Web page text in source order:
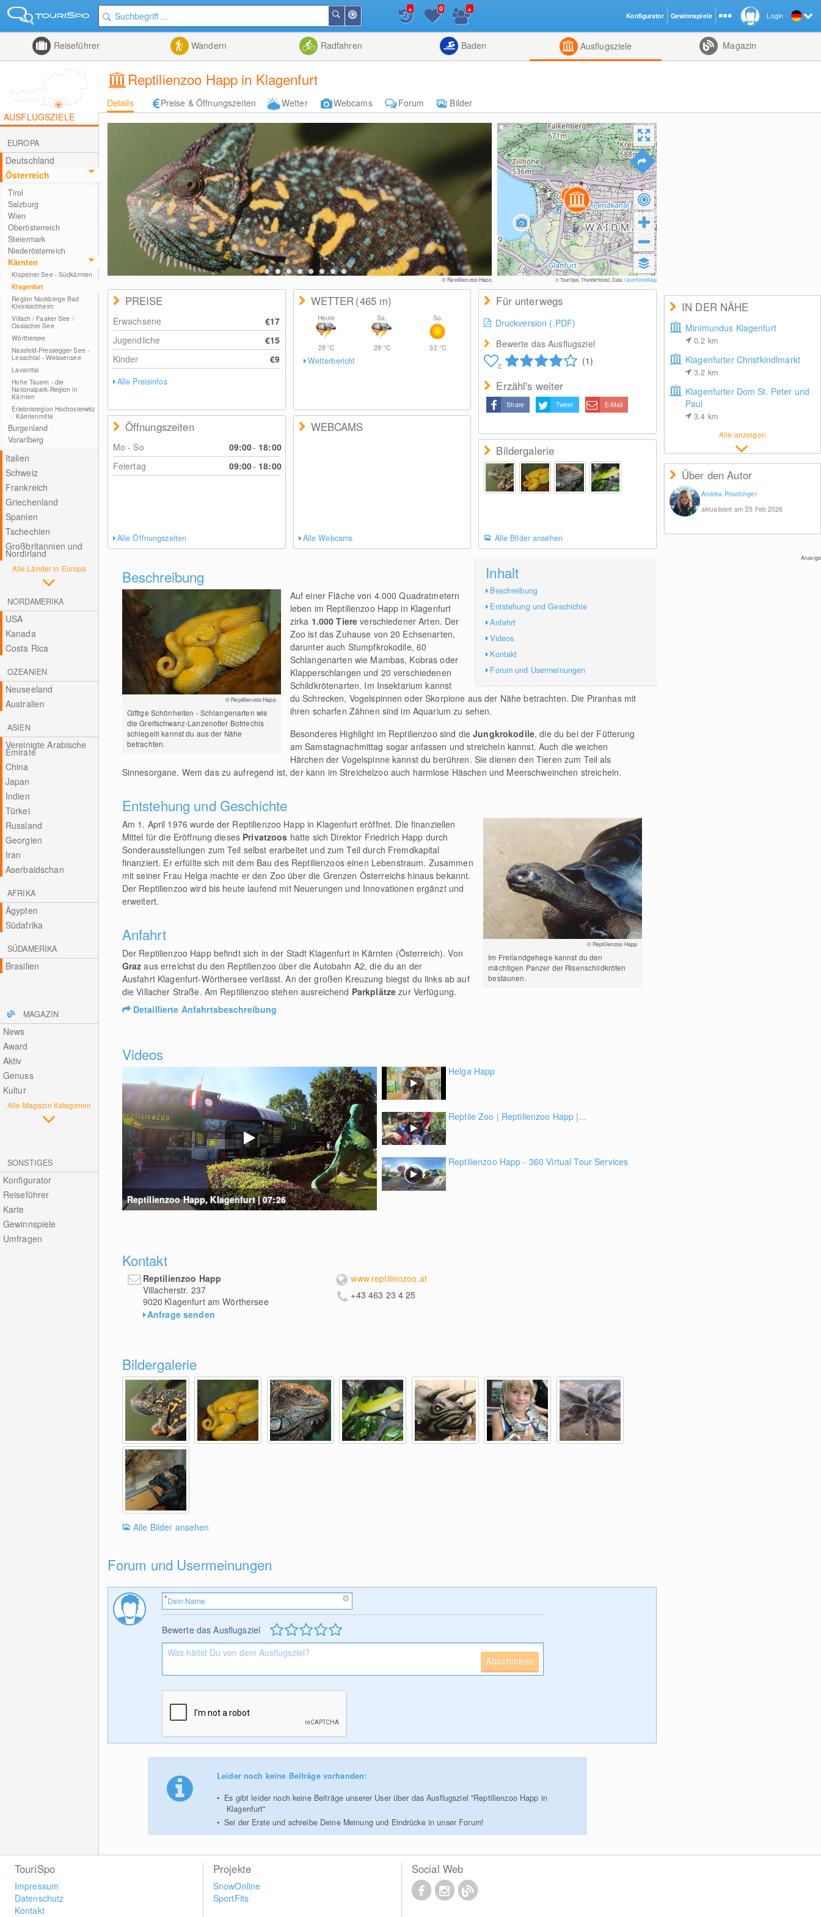
der
Nähe
Suchen
Listenansicht
+ 0 +
Reiseführer Wandern Radfahren Baden Ausflugsziele Magazin
Reptilienzoo Happ in Klagenfurt
Details Preise & Öffnungszeiten Wetter Webcams Forum
Bilder
AUSFLUGSZIELE
EUROPA
Deutschland
Österreich
Tirol
Salzburg
Wien
Oberösterreich
Steiermark
Niederösterreich
Kärnten
Klopeiner See - Südkärnten
Klagenfurt
Region Nockberge Bad
Kleinkirchheim
Villach / Faaker See /
Ossiacher See
Wörthersee
Nassfeld-Pressegger See -
Lesachtal - Weissensee
Lavanttal
Hohe Tauern - die
Nationalpark-Region in
Kärnten
Erlebnisregion Hochosterwitz
- Kärntenmitte
Burgenland
Vorarlberg
Italien
Schweiz
Frankreich
Griechenland
Spanien
Tschechien
Großbritannien und
Nordirland
Alle Länder in Europa
NORDAMERIKA
USA
Kanada
Costa Rica
OZEANIEN
Neuseeland
Australien
ASIEN
Vereinigte Arabische
Emirate
China
Japan
Indien
Türkei
Russland
Georgien
Iran
Aserbaidschan
AFRIKA
Ägypten
Südafrika
SÜDAMERIKA
Brasilien
MAGAZIN
News
Award
Aktiv
Genuss
Kultur
Alle Magazin Kategorien
SONSTIGES
Konfigurator
Reiseführer
Karte
Gewinnspiele
Umfragen
© Reptilienzoo Happ © TouriSpo, Thunderforest, Data:OpenStreetMap
IN DER NÄHE
Minimundus Klagenfurt
0.2 km
Klagenfurter Christkindlmarkt
3.2 km
Klagenfurter Dom St. Peter und
Paul
3.4 km
Alle anzeigen
Über den Autor
Andrea Poschinger
aktualisiert am 25 Feb 2026
Anzeige
PREISE
Erwachsene
€17
Jugendliche
€15
Kinder
€9
Alle Preisinfos
Öffnungszeiten
Mo - So 09:00- 18:00
Feiertag
09:00- 18:00
Alle Öffnungszeiten
WETTER(465 m)
Heute
29°C
Sa.
28 °C
So.
32 °C
Wetterbericht
WEBCAMS
Alle Webcams
Für unterwegs
Druckversion (.PDF)
Bewerte das Ausflugsziel
2 (1)
Erzähl's weiter
Share Tweet E-Mail
Bildergalerie
Alle Bilder ansehen
Inhalt
Beschreibung
Entstehung und Geschichte
Anfahrt
Videos
Kontakt
Forum und Usermeinungen
Beschreibung
© Reptilienzoo Happ
Giftige Schönheiten - Schlangenarten wie
die Greifschwanz-Lanzenotter Botriechis
schlegelii kannst du aus der Nähe
betrachten.
Auf einer Fläche von 4.000 Quadratmetern
leben im Reptilienzoo Happ in Klagenfurt
zirka 1.000 Tiereverschiedener Arten. Der
Zoo ist das Zuhause von 20 Echsenarten,
darunter auch Stumpfkrokodile, 60
Schlangenarten wie Mambas, Kobras oder
Klapperschlangen und 20 verschiedenen
Schildkrötenarten. Im Insektarium kannst
du Schrecken, Vogelspinnen oder Skorpione aus der Nähe betrachten. Die Piranhas mit
ihren scharfen Zähnen sind im Aquarium zu sehen.
Besonderes Highlight im Reptilienzoo sind dieJungkrokodile, die du bei der Fütterung
am Samstagnachmittag sogar anfassen und streicheln kannst. Auch die weichen
Härchen der Vogelspinne kannst du berühren. Sie dienen den Tieren zum Teil als
Sinnesorgane. Wem das zu aufregend ist, der kann im Streichelzoo auch harmlose Häschen und Meerschweinchen streicheln.
Entstehung und Geschichte
© Reptilienzoo Happ
Im Freilandgehege kannst du den
mächtigen Panzer der Risenschildkröten
bestaunen.
Am 1. April 1976 wurde der Reptilienzoo Happ in Klagenfurt eröffnet. Die finanziellen
Mittel für die Eröffnung dieses Privatzoos hatte sich Direktor Friedrich Happ durch
Sonderausstellungen zum Teil selbst erarbeitet und zum Teil durch Fremdkapital
finanziert. Er erfüllte sich mit dem Bau des Reptilienzoos einen Lebenstraum. Zusammen
mit seiner Frau Helga machte er den Zoo über die Grenzen Österreichs hinaus bekannt.
Der Reptilienzoo wird bis heute laufend mit Neuerungen und Innovationen ergänzt und
erweitert.
Anfahrt
Der Reptilienzoo Happ befindt sich in der Stadt Klagenfurt in Kärnten (Österreich). Von
Grazaus erreichst du den Reptilienzoo über die Autobahn A2, die du an der
Ausfahrt Klagenfurt-Wörthersee verlässt. An der großen Kreuzung biegst du links ab auf
die Villacher Straße. Am Reptilienzoo stehen ausreichend Parkplätzezur Verfügung.
Detaillierte Anfahrtsbeschreibung
Videos
Reptilienzoo Happ, Klagenfurt | 07:26
Helga Happ
Reptile Zoo | Reptilienzoo Happ |...
Reptilienzoo Happ - 360 Virtual Tour Services
Kontakt
Reptilienzoo Happ
Villacherstr. 237
9020 Klagenfurt am Wörthersee
Anfrage senden
www.reptilienzoo.at
+43 463 23 4 25
Bildergalerie
Alle Bilder ansehen
Forum und Usermeinungen
Bewerte das Ausflugsziel
Abschicken
Leider noch keine Beiträge vorhanden:
Es gibt leider noch keine Beiträge unserer User über das Ausflugsziel "Reptilienzoo Happ in
Klagenfurt"
Sei der Erste und schreibe Deine Meinung und Eindrücke in unser Forum!
Login
TouriSpo
Impressum
Datenschutz
Kontakt
Projekte
SnowOnline
SportFits
Social Web
Konfigurator Gewinnspiele